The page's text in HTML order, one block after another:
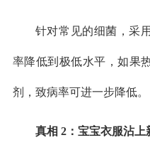
针对常见的细菌，采
率降低到极低水平，如果
剂，致病率可进一步降低。
真相 2：宝宝衣服沾